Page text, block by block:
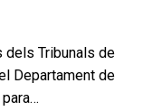
dels Tribunals de
Departament de